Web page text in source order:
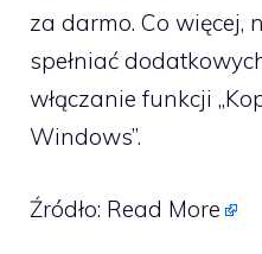
za darmo. Co więcej,
spełniać
włączanie funkcji
Windows”.
Źródło: Read More